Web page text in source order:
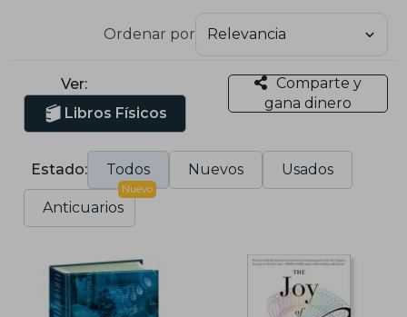
Ordenar por
Ver:
Libros Físicos
Comparte y
gana dinero
Estado: Todos Nuevos Usados
Anticuarios
Nuevo